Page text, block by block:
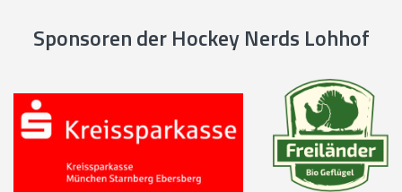
Sponsoren der Hockey Nerds Lohhof